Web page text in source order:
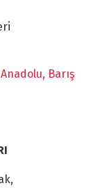
Anadolu, Barış